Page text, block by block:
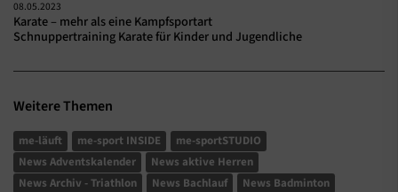
08.05.2023
Karate – mehr als eine Kampfsportart
Schnuppertraining Karate für Kinder und Jugendliche
Weitere Themen
me-läuft me-sport INSIDE
me-sportSTUDIO
News Adventskalender
News aktive Herren
News Archiv - Triathlon
News Bachlauf
News Badminton